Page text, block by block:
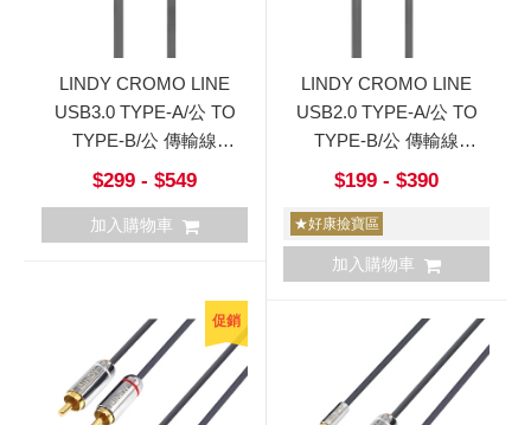
LINDY CROMO LINE
USB3.0 TYPE-A/公 TO
TYPE-B/公 傳輸線
0.5m~5m
$299 - $549
加入購物車
LINDY CROMO LINE
USB2.0 TYPE-A/公 TO
TYPE-B/公 傳輸線
0.5m~5m
$199 - $390
★好康撿寶區
加入購物車
促銷